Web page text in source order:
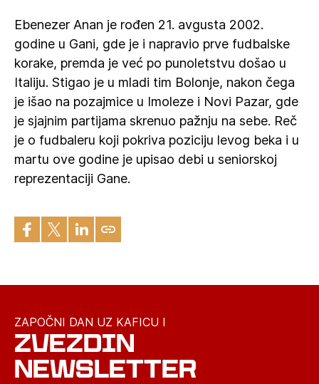
Ebenezer Anan je rođen 21. avgusta 2002.
godine u Gani, gde je i napravio prve fudbalske
korake, premda je već po punoletstvu došao u
Italiju. Stigao je u mladi tim Bolonje, nakon čega
je išao na pozajmice u Imoleze i Novi Pazar, gde
je sjajnim partijama skrenuo pažnju na sebe. Reč
je o fudbaleru koji pokriva poziciju levog beka i u
martu ove godine je upisao debi u seniorskoj
reprezentaciji Gane.
ZAPOČNI DAN UZ KAFICU I
ZVEZDIN
NEWSLETTER